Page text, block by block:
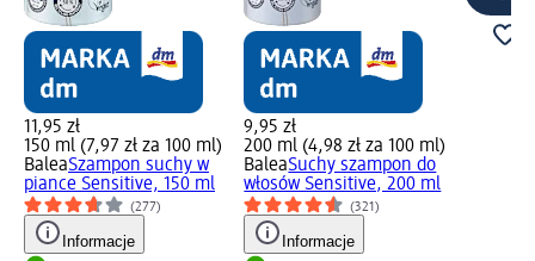
11,95 zł
150 ml (7,97 zł za 100 ml)
BaleaSzampon suchy w
piance Sensitive, 150 ml
(277)
Informacje
9,95 zł
200 ml (4,98 zł za 100 ml)
BaleaSuchy szampon do
włosów Sensitive, 200 ml
(321)
Informacje